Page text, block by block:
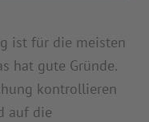
ist für die meisten
hat gute Gründe.
kontrollieren
auf die